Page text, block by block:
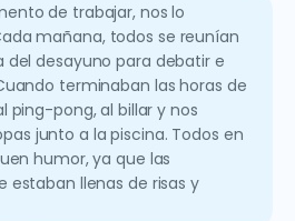
de trabajar, nos lo
mañana, todos se reunían
del desayuno para debatir e
terminaban las horas de
ping-pong, al billar y nos
junto a la piscina. Todos en
humor, ya que las
estaban llenas de risas y